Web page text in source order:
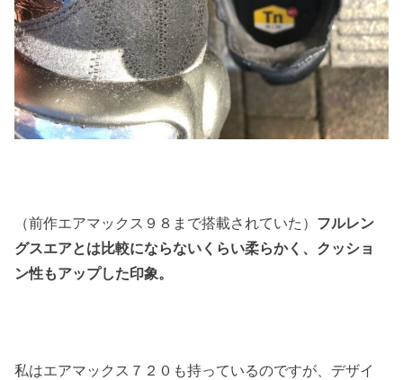
（前作エアマックス９８まで搭載されていた） フルレン
グスエアとは比較にならないくらい柔らかく、クッショ
ン性もアップした印象。
私はエアマックス７２０も持っているのですが、デザイ